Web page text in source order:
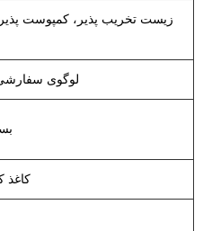
زیست تخریب پذیر، کمپوست
لوگوی
کاغذ